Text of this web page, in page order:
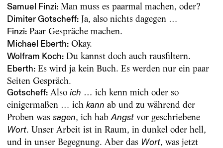
Samuel Finzi:Man muss es paarmal machen, oder?
Dimiter Gotscheff:Ja, also nichts dagegen …
Finzi:Paar Gespräche machen.
Michael Eberth:Okay.
Wolfram Koch:Du kannst doch auch rausfiltern.
Eberth:Es wird ja kein Buch. Es werden nur ein paar
Seiten Gespräch.
Gotscheff:Also ich … ich kenn mich oder so
einigermaßen … ich kann ab und zu während der
Proben was sagen, ich hab Angstvor geschriebene
Wort. Unser Arbeit ist in Raum, in dunkel oder hell,
und in unser Begegnung. Aber das Wort, was jetzt